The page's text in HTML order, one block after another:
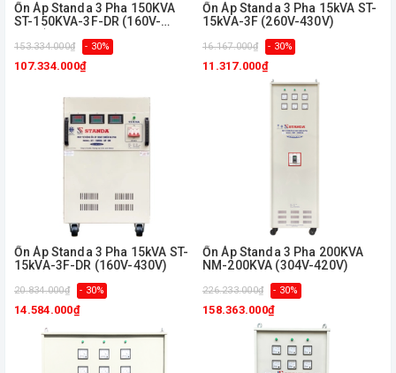
Ổn Áp Standa 3 Pha 150KVA
ST-150KVA-3F-DR (160V-
153.334.000₫ - 30%
107.334.000₫
Ổn Áp Standa 3 Pha 15kVA ST-
15kVA-3F (260V-430V)
16.167.000₫ - 30%
11.317.000₫
Ổn Áp Standa 3 Pha 15kVA ST-
15kVA-3F-DR (160V-430V)
20.834.000₫ - 30%
14.584.000₫
Ổn Áp Standa 3 Pha 200KVA
NM-200KVA (304V-420V)
226.233.000₫ - 30%
158.363.000₫